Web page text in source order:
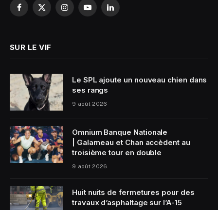
Facebook
X
InstagramYouTubeLinkedIn
SUR LE VIF
Le SPL ajoute un nouveau chien dans
ses rangs
9 août 2026
Omnium Banque Nationale
| Galarneau et Chan accèdent au
troisième tour en double
9 août 2026
Huit nuits de fermetures pour des
travaux d’asphaltage sur l’A-15